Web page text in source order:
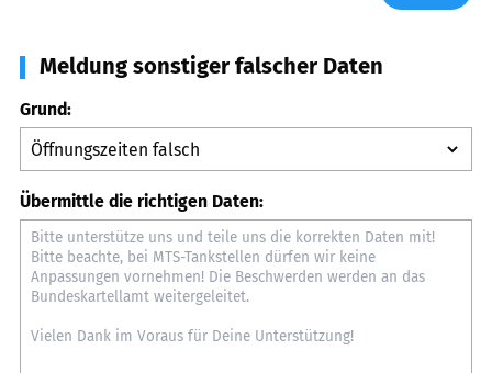
Meldung sonstiger falscher Daten
Grund:
Übermittle die richtigen Daten: